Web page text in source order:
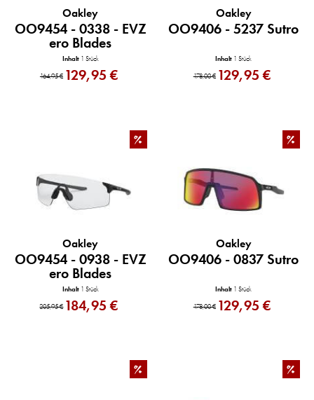
Oakley
OO9454 - 0338 - EVZ
ero Blades
Inhalt 1 Stück
164,95 € 129,95 €
Oakley
OO9406 - 5237 Sutro
Inhalt 1 Stück
178,00 € 129,95 €
%
Oakley
OO9454 - 0938 - EVZ
ero Blades
Inhalt 1 Stück
205,95 € 184,95 €
%
Oakley
OO9406 - 0837 Sutro
Inhalt 1 Stück
178,00 € 129,95 €
% %